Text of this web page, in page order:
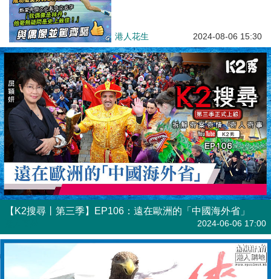
港人花生 2024-08-06 15:30
【K2搜尋丨第三季】EP106：遠在歐洲的「中國海外省」
2024-06-06 17:00